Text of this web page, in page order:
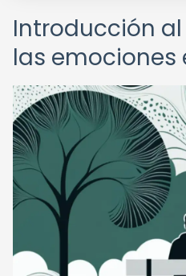
Introducción
las emociones